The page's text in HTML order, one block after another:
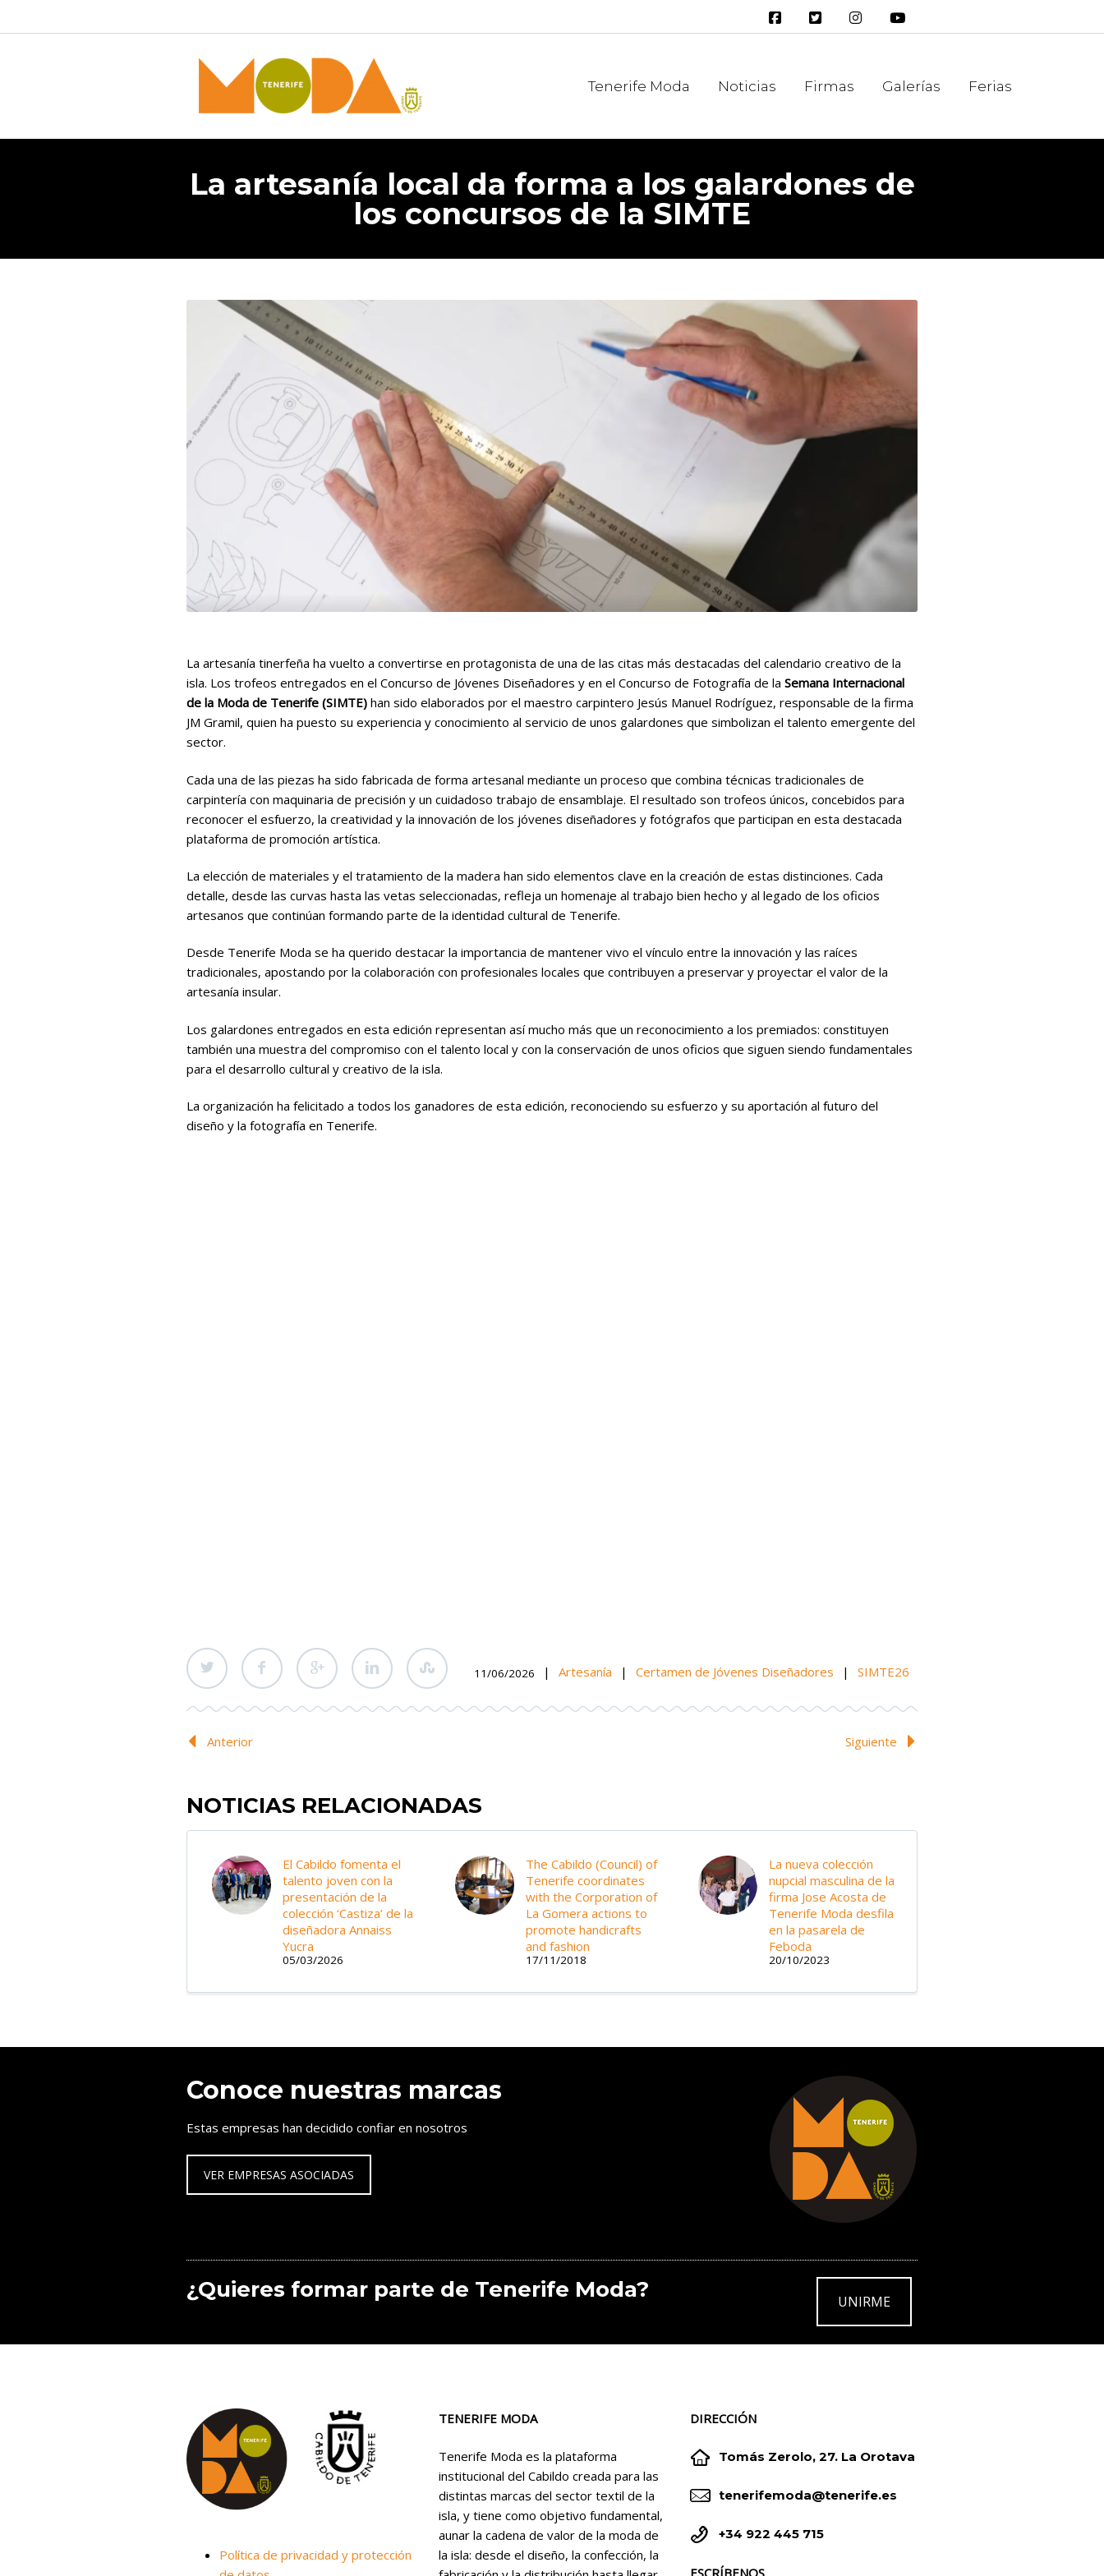
Tenerife Moda Noticias Firmas Galerías Ferias
La artesanía local da forma a los galardones de
los concursos de la SIMTE
La artesanía tinerfeña ha vuelto a convertirse en protagonista de una de las citas más destacadas del calendario creativo de la
isla. Los trofeos entregados en el Concurso de Jóvenes Diseñadores y en el Concurso de Fotografía de la Semana Internacional
de la Moda de Tenerife (SIMTE) han sido elaborados por el maestro carpintero Jesús Manuel Rodríguez, responsable de la firma
JM Gramil, quien ha puesto su experiencia y conocimiento al servicio de unos galardones que simbolizan el talento emergente del
sector.
Cada una de las piezas ha sido fabricada de forma artesanal mediante un proceso que combina técnicas tradicionales de
carpintería con maquinaria de precisión y un cuidadoso trabajo de ensamblaje. El resultado son trofeos únicos, concebidos para
reconocer el esfuerzo, la creatividad y la innovación de los jóvenes diseñadores y fotógrafos que participan en esta destacada
plataforma de promoción artística.
La elección de materiales y el tratamiento de la madera han sido elementos clave en la creación de estas distinciones. Cada
detalle, desde las curvas hasta las vetas seleccionadas, refleja un homenaje al trabajo bien hecho y al legado de los oficios
artesanos que continúan formando parte de la identidad cultural de Tenerife.
Desde Tenerife Moda se ha querido destacar la importancia de mantener vivo el vínculo entre la innovación y las raíces
tradicionales, apostando por la colaboración con profesionales locales que contribuyen a preservar y proyectar el valor de la
artesanía insular.
Los galardones entregados en esta edición representan así mucho más que un reconocimiento a los premiados: constituyen
también una muestra del compromiso con el talento local y con la conservación de unos oficios que siguen siendo fundamentales
para el desarrollo cultural y creativo de la isla.
La organización ha felicitado a todos los ganadores de esta edición, reconociendo su esfuerzo y su aportación al futuro del
diseño y la fotografía en Tenerife.
11/06/2026 | Artesanía | Certamen de Jóvenes Diseñadores | SIMTE26
Anterior Siguiente
NOTICIAS RELACIONADAS
El Cabildo fomenta el
talento joven con la
presentación de la
colección ‘Castiza’ de la
diseñadora Annaiss
Yucra
05/03/2026
The Cabildo (Council) of
Tenerife coordinates
with the Corporation of
La Gomera actions to
promote handicrafts
and fashion
17/11/2018
La nueva colección
nupcial masculina de la
firma Jose Acosta de
Tenerife Moda desfila
en la pasarela de
Feboda
20/10/2023
Conoce nuestras marcas
Estas empresas han decidido confiar en nosotros
VER EMPRESAS ASOCIADAS
¿Quieres formar parte de Tenerife Moda? UNIRME
Política de privacidad y protección
TENERIFE MODA
Tenerife Moda es la plataforma
institucional del Cabildo creada para las
distintas marcas del sector textil de la
isla, y tiene como objetivo fundamental,
aunar la cadena de valor de la moda de
la isla: desde el diseño, la confección, la
DIRECCIÓN

 Tomás Zerolo, 27. La Orotava

 tenerifemoda@tenerife.es

 +34 922 445 715
ESCRÍBENOS